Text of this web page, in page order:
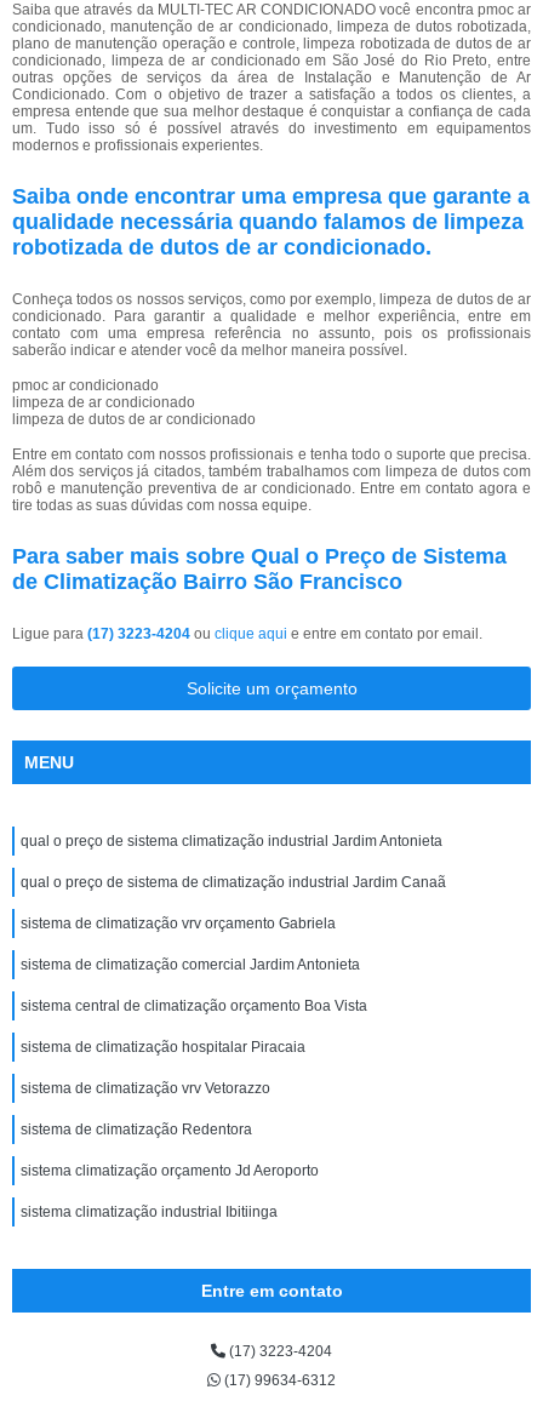
Saiba que através da MULTI-TEC AR CONDICIONADO você encontra pmoc ar
condicionado, manutenção de ar condicionado, limpeza de dutos robotizada,
plano de manutenção operação e controle, limpeza robotizada de dutos de ar
condicionado, limpeza de ar condicionado em São José do Rio Preto, entre
outras opções de serviços da área de Instalação e Manutenção de Ar
Condicionado. Com o objetivo de trazer a satisfação a todos os clientes, a
empresa entende que sua melhor destaque é conquistar a confiança de cada
um. Tudo isso só é possível através do investimento em equipamentos
modernos e profissionais experientes.
Saiba onde encontrar uma empresa que garante a
qualidade necessária quando falamos de limpeza
robotizada de dutos de ar condicionado.
Conheça todos os nossos serviços, como por exemplo, limpeza de dutos de ar
condicionado. Para garantir a qualidade e melhor experiência, entre em
contato com uma empresa referência no assunto, pois os profissionais
saberão indicar e atender você da melhor maneira possível.
pmoc ar condicionado
limpeza de ar condicionado
limpeza de dutos de ar condicionado
Entre em contato com nossos profissionais e tenha todo o suporte que precisa.
Além dos serviços já citados, também trabalhamos com limpeza de dutos com
robô e manutenção preventiva de ar condicionado. Entre em contato agora e
tire todas as suas dúvidas com nossa equipe.
Para saber mais sobre Qual o Preço de Sistema
de Climatização Bairro São Francisco
Ligue para (17) 3223-4204 ou clique aqui e entre em contato por email.
Solicite um orçamento
MENU
qual o preço de sistema climatização industrial Jardim Antonieta
qual o preço de sistema de climatização industrial Jardim Canaã
sistema de climatização vrv orçamento Gabriela
sistema de climatização comercial Jardim Antonieta
sistema central de climatização orçamento Boa Vista
sistema de climatização hospitalar Piracaia
sistema de climatização vrv Vetorazzo
sistema de climatização Redentora
sistema climatização orçamento Jd Aeroporto
sistema climatização industrial Ibitiinga
Entre em contato
(17) 3223-4204
(17) 99634-6312